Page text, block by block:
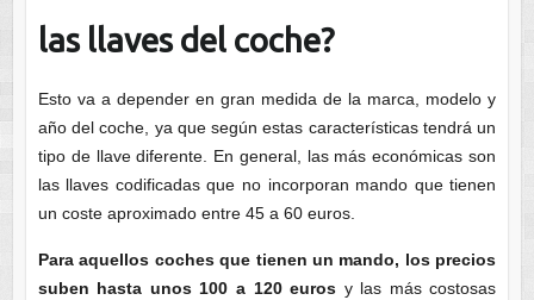
las llaves del coche?
Esto va a depender en gran medida de la marca, modelo y
año del coche, ya que según estas características tendrá un
tipo de llave diferente. En general, las más económicas son
las llaves codificadas que no incorporan mando que tienen
un coste aproximado entre 45 a 60 euros.
Para aquellos coches que tienen un mando, los precios
suben hasta unos 100 a 120 euros y las más costosas